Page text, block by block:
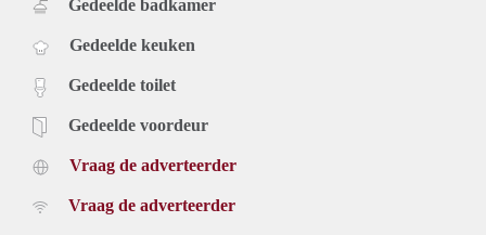
Gedeelde badkamer
Gedeelde keuken
Gedeelde toilet
Gedeelde voordeur
Vraag de adverteerder
Vraag de adverteerder